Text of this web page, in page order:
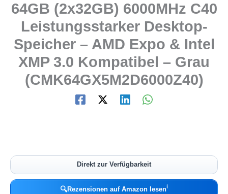
64GB (2x32GB) 6000MHz C40
Leistungsstarker Desktop-
Speicher – AMD Expo & Intel
XMP 3.0 Kompatibel – Grau
(CMK64GX5M2D6000Z40)
Direkt zur Verfügbarkeit
🔍Rezensionen auf Amazon lesenℹ︎